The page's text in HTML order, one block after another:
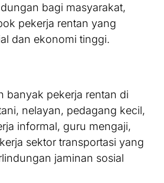
bagi masyarakat,
pekerja rentan yang
dan ekonomi tinggi.
banyak pekerja rentan di
nelayan, pedagang kecil,
informal, guru mengaji,
sektor transportasi yang
jaminan sosial